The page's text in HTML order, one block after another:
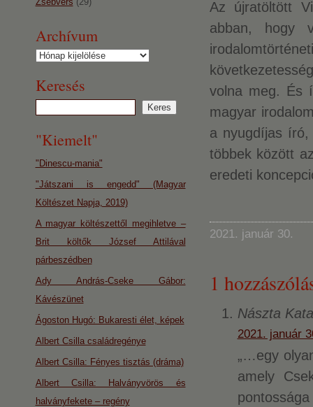
Az újratöltött
abban, hogy
volna meg. És
magyar
a nyugdíjas
többek között
eredeti
2021. január 30.
1
Nászta
2021. január
„…egy
amely
Archívum
Archívum
Keresés
"Kiemelt"
"Dinescu-mania"
"Játszani is engedd" (Magyar
Költészet Napja, 2019)
A magyar költészettől megihletve –
Brit költők József Attilával
párbeszédben
Ady András-Cseke Gábor:
Kávészünet
Ágoston Hugó: Bukaresti élet, képek
Albert Csilla családregénye
Albert Csilla: Fényes tisztás (dráma)
Albert Csilla: Halványvörös és
halványfekete – regény